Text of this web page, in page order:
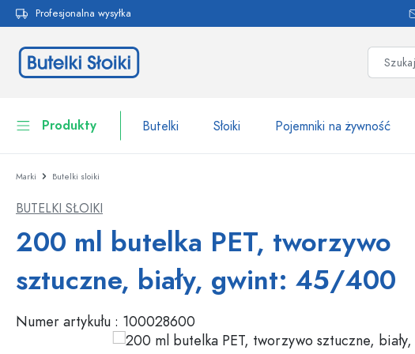
Przejdź do głównej nawigacji
Profesjonalna wysyłka
Produkty Butelki Słoiki Pojemniki na żywność
Butelki
Pojemniki na żywność
Naczynia
Opakowania kosmetyczne
Butelki WECK
Butelki według funkcji
Butelki z klipsem
Marki Butelki sloiki
BUTELKI SŁOIKI
200 ml butelka PET, tworzywo
sztuczne, biały, gwint: 45/400
Numer artykułu : 100028600